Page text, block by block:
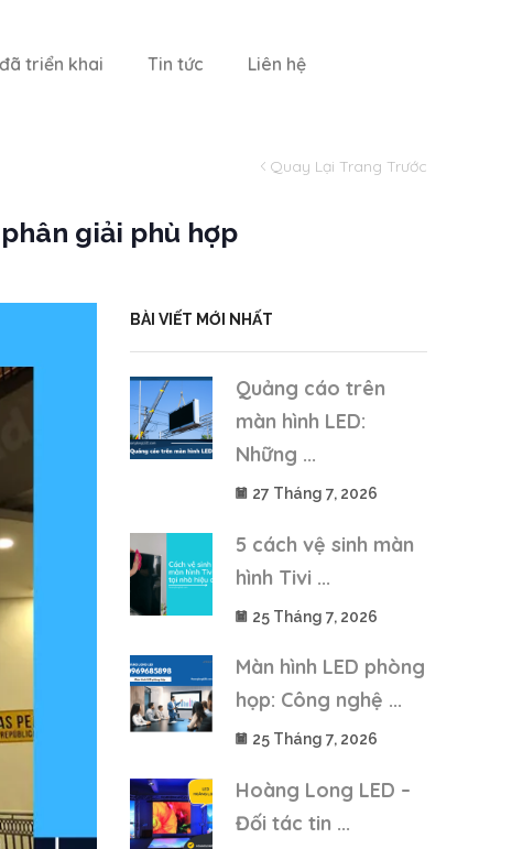
triển khai Tin tức Liên hệ
Quay Lại Trang Trước
giải phù hợp
BÀI VIẾT MỚI NHẤT
Quảng cáo trên
màn hình LED:
Những ...
27 Tháng 7, 2026
5 cách vệ sinh màn
hình Tivi ...
25 Tháng 7, 2026
Màn hình LED phòng
họp: Công nghệ ...
25 Tháng 7, 2026
Hoàng Long LED –
Đối tác tin ...